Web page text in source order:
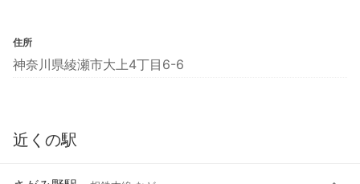
住所
神奈川県綾瀬市大上4丁目6-6
近くの駅